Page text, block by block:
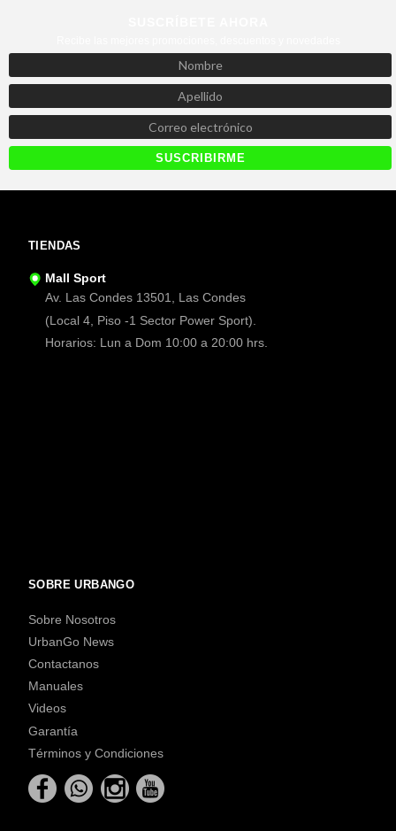
TIENDAS
Mall Sport
Av. Las Condes 13501, Las Condes
(Local 4, Piso -1 Sector Power Sport).
Horarios: Lun a Dom 10:00 a 20:00 hrs.
SOBRE URBANGO
Sobre Nosotros
UrbanGo News
Contactanos
Manuales
Videos
Garantía
Términos y Condiciones